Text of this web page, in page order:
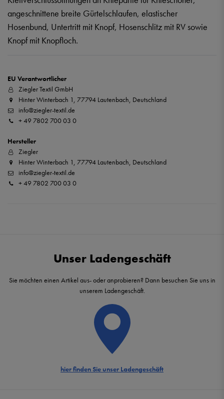
angeschnittene breite Gürtelschlaufen, elastischer
Hosenbund, Untertritt mit Knopf, Hosenschlitz mit RV sowie
Knopf mit Knopfloch.
EU Verantwortlicher
Ziegler Textil GmbH
Hinter Winterbach 1, 77794 Lautenbach, Deutschland
info@ziegler-textil.de
+ 49 7802 700 03 0
Hersteller
Ziegler
Hinter Winterbach 1, 77794 Lautenbach, Deutschland
info@ziegler-textil.de
+ 49 7802 700 03 0
Unser Ladengeschäft
Sie möchten einen Artikel aus- oder anprobieren? Dann besuchen Sie uns in
unserem Ladengeschäft.
hier finden Sie unser Ladengeschäft